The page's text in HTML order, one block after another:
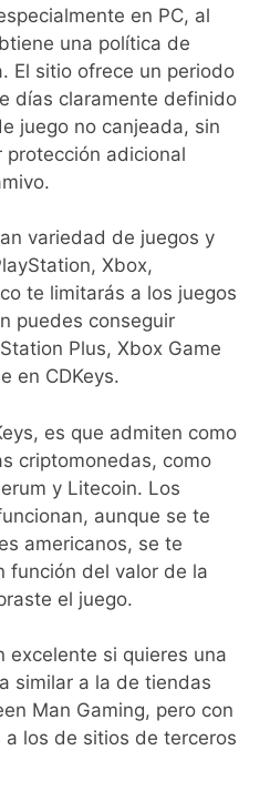
en PC, al
una política de
El sitio ofrece un periodo
días claramente definido
juego no canjeada, sin
adicional
variedad de juegos y
Xbox,
te limitarás a los juegos
puedes conseguir
Plus, Xbox Game
en CDKeys.
es que admiten como
criptomonedas, como
y Litecoin. Los
aunque se te
americanos, se te
función del valor de la
el juego.
excelente si quieres una
similar a la de tiendas
Man Gaming, pero con
a los de sitios de terceros